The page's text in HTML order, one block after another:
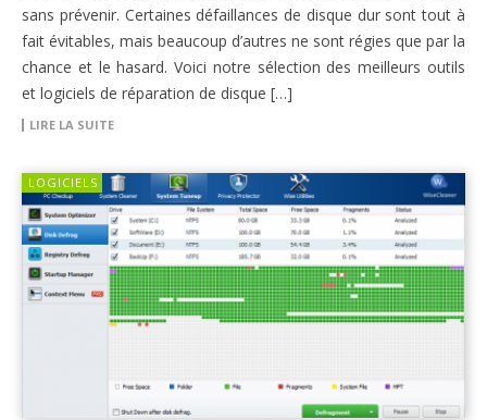
sans prévenir. Certaines défaillances de disque dur sont tout à
fait évitables, mais beaucoup d’autres ne sont régies que par la
chance et le hasard. Voici notre sélection des meilleurs outils
et logiciels de réparation de disque […]
LIRE LA SUITE
LOGICIELS